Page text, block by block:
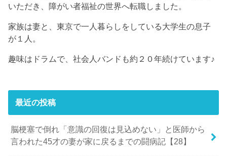
いただき、障がい者福祉の世界へ転職しました。
家族は妻と、東京で一人暮らしをしている大学生の息子
が１人。
趣味はドラムで、社会人バンドも約２０年続けています♪
最近の投稿
脳梗塞で倒れ「意識の回復は見込めない」と医師から
言われた45才の妻が家に戻るまでの闘病記【28】